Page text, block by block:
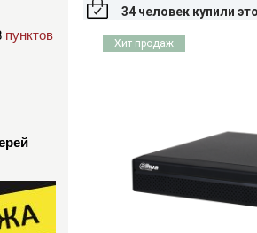
пунктов
34 человек купили
Хит продаж